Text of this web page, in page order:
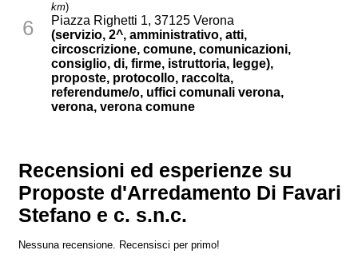
6
km)
Piazza Righetti 1, 37125 Verona
(servizio, 2^, amministrativo, atti,
circoscrizione, comune, comunicazioni,
consiglio, di, firme, istruttoria, legge),
proposte, protocollo, raccolta,
referendume/o, uffici comunali verona,
verona, verona comune
Recensioni ed esperienze su
Proposte d'Arredamento Di Favari
Stefano e c. s.n.c.
Nessuna recensione. Recensisci per primo!